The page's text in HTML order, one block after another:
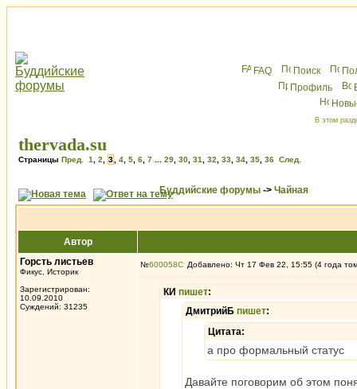
FAQ Поиск
Профиль
В этом
thervada.su
Страницы Пред. 1 2 3 4 5 6 7 29 30 31 32 33 34 35 36 След.
Буддийские форумы -> Чайная
Автор
Горсть листьев
Фикус, Историк
Зарегистрирован:
10.09.2010
Суждений: 31235
№600058 Добавлено: Чт 17 Фев 22, 15:55 (4 года
КИ пишет:
ДмитрийБ пишет:
Цитата:
а про формальный статус
Давайте поговорим об этом